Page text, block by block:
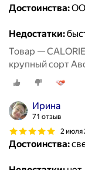
Достоинства:
Недостатки:
Товар —
крупный сорт
Ирина
71 отзыв
2 июля
Достоинства: